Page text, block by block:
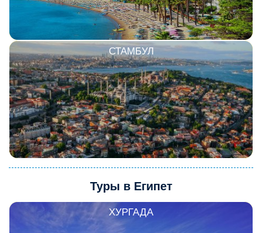
СТАМБУЛ
Туры в Египет
ХУРГАДА